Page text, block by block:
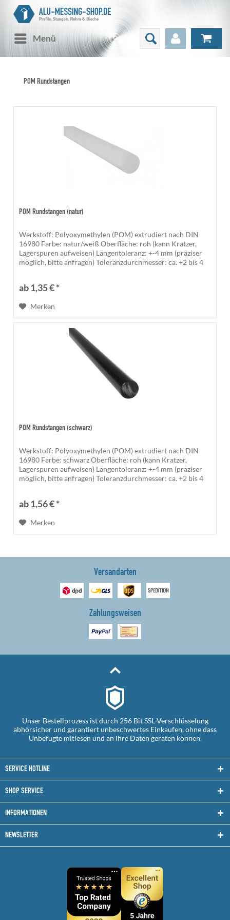
Menü
POM Rundstangen
POM Rundstangen (natur)
Werkstoff: Polyoxymethylen (POM) extrudiert nach DIN
16980 Farbe: natur/weiß Oberfläche: roh (kann Kratzer,
Lagerspuren aufweisen) Längentoleranz: +-4 mm (präziser
möglich, bitte anfragen) Toleranzdurchmesser: ca. +2 bis 4
ab 1,35 € *
Merken
POM Rundstangen (schwarz)
Werkstoff: Polyoxymethylen (POM) extrudiert nach DIN
16980 Farbe: schwarz Oberfläche: roh (kann Kratzer,
Lagerspuren aufweisen) Längentoleranz: +-4 mm (präziser
möglich, bitte anfragen) Toleranzdurchmesser: ca. +2 bis 4
ab 1,56 € *
Merken
Versandarten
Zahlungsweisen
Unser Bestellprozess ist durch 256 Bit SSL-Verschlüsselung
abhörsicher und garantiert unbeschwertes Einkaufen, ohne dass
Unbefugte mitlesen und an Ihre Daten geraten können.
SERVICE HOTLINE
SHOP SERVICE
INFORMATIONEN
NEWSLETTER